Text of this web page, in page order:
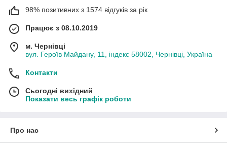
98% позитивних з 1574 відгуків за рік
Працює з 08.10.2019
м. Чернівці
вул. Героїв Майдану, 11, індекс 58002, Чернівці, Україна
Контакти
Сьогодні вихідний
Показати весь графік роботи
Про нас